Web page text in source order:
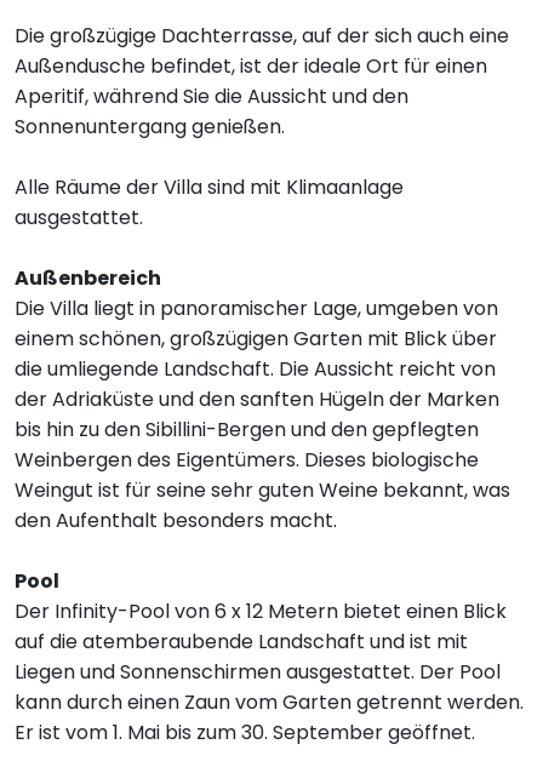
Die großzügige Dachterrasse, auf der sich auch eine
Außendusche befindet, ist der ideale Ort für einen
Aperitif, während Sie die Aussicht und den
Sonnenuntergang genießen.
Alle Räume der Villa sind mit Klimaanlage
ausgestattet.
Außenbereich
Die Villa liegt in panoramischer Lage, umgeben von
einem schönen, großzügigen Garten mit Blick über
die umliegende Landschaft. Die Aussicht reicht von
der Adriaküste und den sanften Hügeln der Marken
bis hin zu den Sibillini-Bergen und den gepflegten
Weinbergen des Eigentümers. Dieses biologische
Weingut ist für seine sehr guten Weine bekannt, was
den Aufenthalt besonders macht.
Pool
Der Infinity-Pool von 6 x 12 Metern bietet einen Blick
auf die atemberaubende Landschaft und ist mit
Liegen und Sonnenschirmen ausgestattet. Der Pool
kann durch einen Zaun vom Garten getrennt werden.
Er ist vom 1. Mai bis zum 30. September geöffnet.